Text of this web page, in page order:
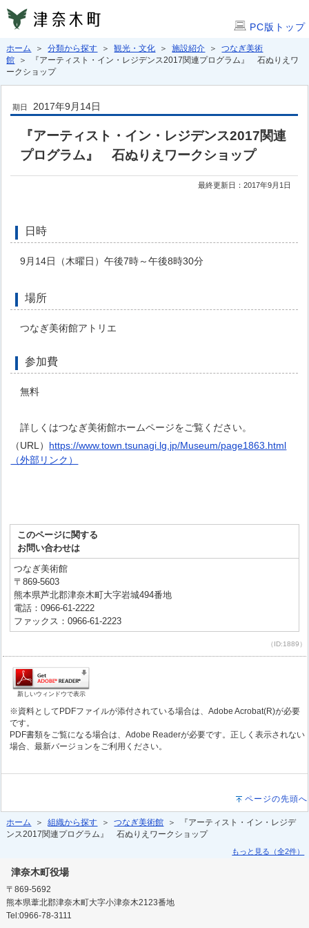
PC版トップ
ホーム ＞分類から探す ＞観光・文化 ＞施設紹介 ＞つなぎ美術
館 ＞ 『アーティスト・イン・レジデンス2017関連プログラム』 石ぬりえワ
ークショップ
期日 2017年9月14日
『アーティスト・イン・レジデンス2017関連
プログラム』 石ぬりえワークショップ
最終更新日：2017年9月1日
日時
9月14日（木曜日）午後7時～午後8時30分
場所
つなぎ美術館アトリエ
参加費
無料
詳しくはつなぎ美術館ホームページをご覧ください。
（URL） https://www.town.tsunagi.lg.jp/Museum/page1863.html
（外部リンク）
このページに関する
お問い合わせは
つなぎ美術館
〒869-5603
熊本県芦北郡津奈木町大字岩城494番地
電話：0966-61-2222
ファックス：0966-61-2223
（ID:1889）
新しいウィンドウで表示
※資料としてPDFファイルが添付されている場合は、Adobe Acrobat(R)が必要
です。
PDF書類をご覧になる場合は、Adobe Readerが必要です。正しく表示されない
場合、最新バージョンをご利用ください。
ページの先頭へ
ホーム ＞組織から探す ＞つなぎ美術館 ＞ 『アーティスト・イン・レジデ
ンス2017関連プログラム』 石ぬりえワークショップ
もっと見る（全2件）
津奈木町役場
〒869-5692
熊本県葦北郡津奈木町大字小津奈木2123番地
Tel:0966-78-3111